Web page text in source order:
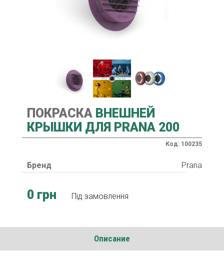
ПОКРАСКА ВНЕШНЕЙ
КРЫШКИ ДЛЯ PRANA 200
Код: 100235
Бренд Prana
0 грн Під замовлення
Описание